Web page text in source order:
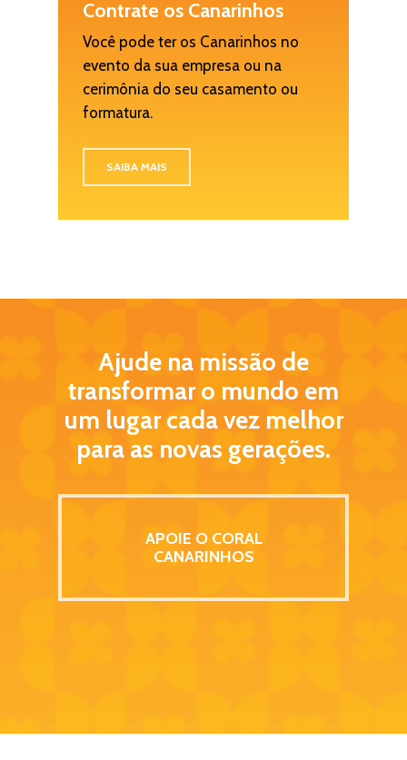
Contrate os Canarinhos
Você pode ter os Canarinhos no
evento da sua empresa ou na
cerimônia do seu casamento ou
formatura.
SAIBA MAIS
Ajude na missão de
transformar o mundo em
um lugar cada vez melhor
para as novas gerações.
APOIE O CORAL
CANARINHOS